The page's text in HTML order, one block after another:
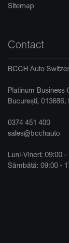
Sitemap
Contact
BCCH Auto
Platinum Business
București, 013686,
0374 451 400
sales@bcchauto
Luni-Vineri: 09:00 -
Sâmbătă: 09:00 -